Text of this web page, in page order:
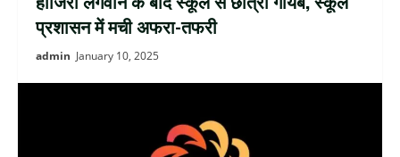
प्रशासन में मची अफरा-तफरी
admin January 10, 2025